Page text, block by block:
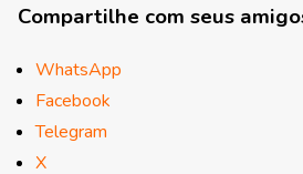
Compartilhe com seus
WhatsApp
Facebook
Telegram
X